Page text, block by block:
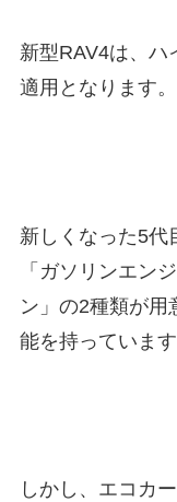
新型RAV4は、 ハ
適用 となります。
新しくなった5代
「ガソリンエン
ン」の2種類が用
能を持っています
しかし、エコカ